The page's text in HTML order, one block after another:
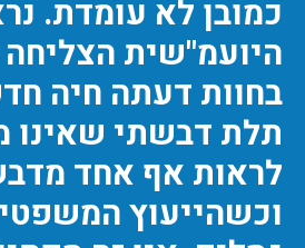
כמובן לא עומדת.
היועמ"שית הצליחה
בחוות דעתה חיה
תלת דבשתי שאינו
לראות אף אחד
וכשהייעוץ